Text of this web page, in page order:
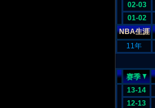
02-03
01-02
NBA生涯
11年
赛季
13-14
12-13